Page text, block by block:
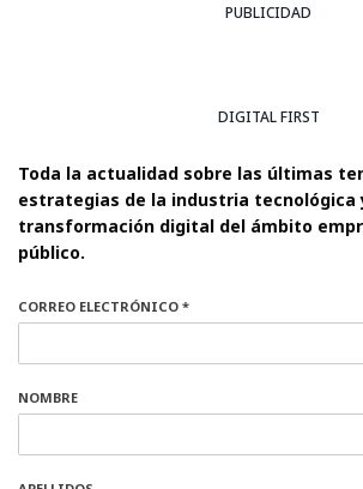
PUBLICIDAD
DIGITAL FIRST
Toda la actualidad sobre las últimas
estrategias de la industria tecnológica
transformación digital del ámbito
público.
CORREO ELECTRÓNICO *
NOMBRE